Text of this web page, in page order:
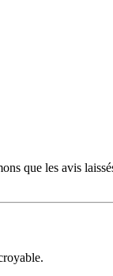
que les avis